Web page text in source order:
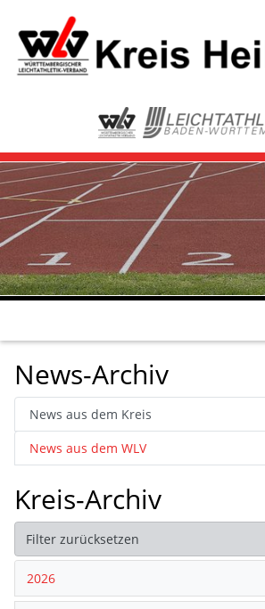
News-Archiv
News aus dem Kreis
News aus dem WLV
Kreis-Archiv
Filter zurücksetzen
2026